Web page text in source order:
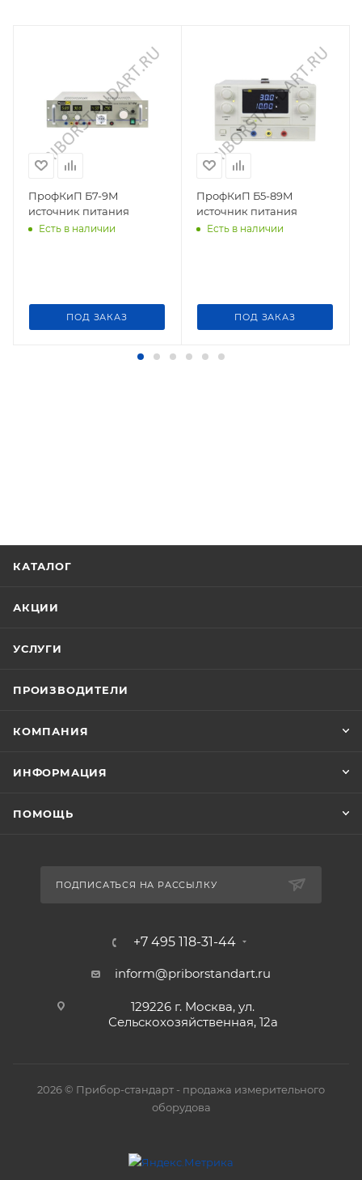
ПрофКиП Б7-9М
источник питания
Есть в наличии
ПОД ЗАКАЗ
ПрофКиП Б5-89М
источник питания
Есть в наличии
ПОД ЗАКАЗ
КАТАЛОГ
АКЦИИ
УСЛУГИ
ПРОИЗВОДИТЕЛИ
КОМПАНИЯ
ИНФОРМАЦИЯ
ПОМОЩЬ
ПОДПИСАТЬСЯ НА РАССЫЛКУ
+7 495 118-31-44
inform@priborstandart.ru
129226 г. Москва, ул.
Сельскохозяйственная, 12а
2026 © Прибор-стандарт - продажа измерительного
оборудова